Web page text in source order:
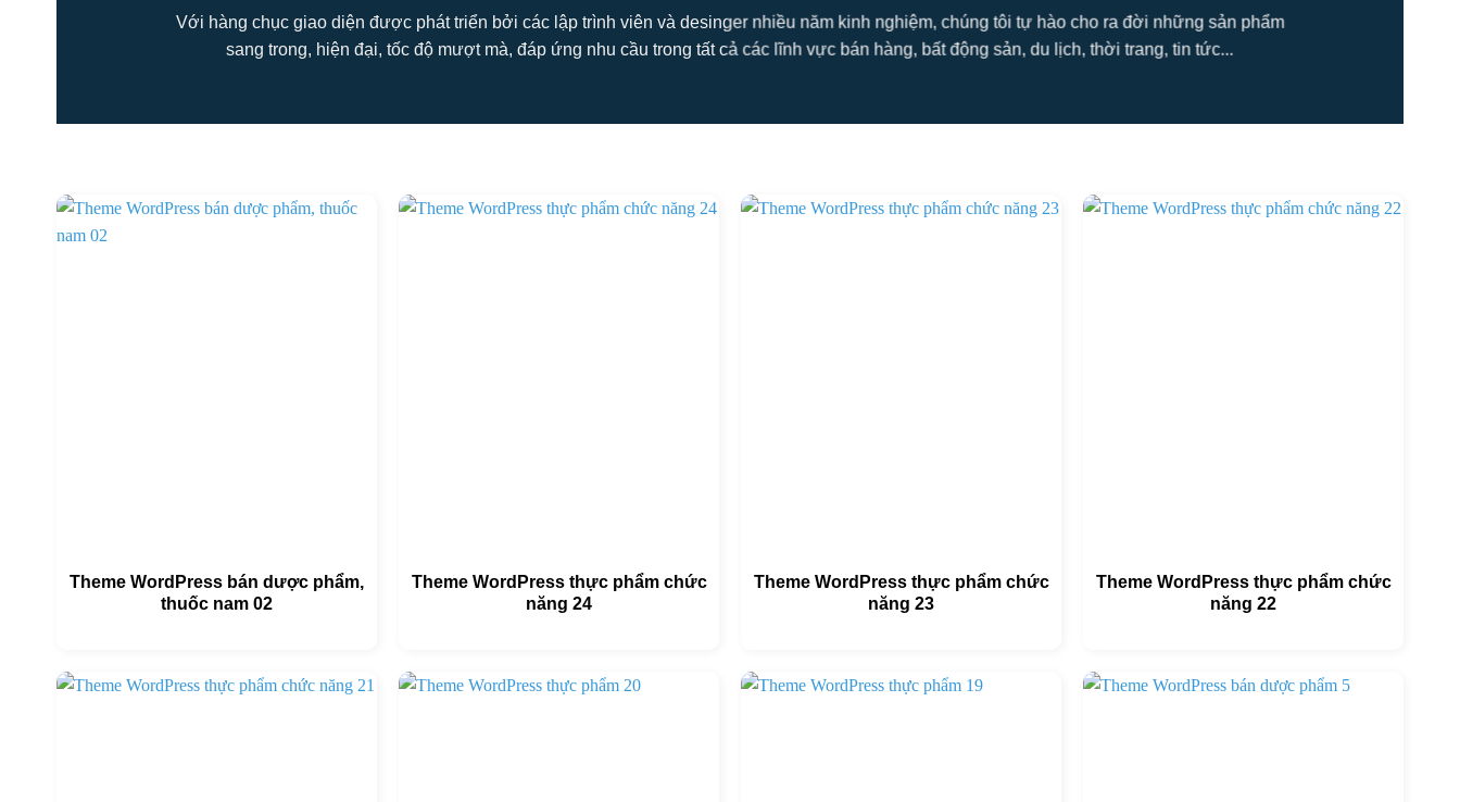
Với hàng chục giao diện được phát triển bởi các lập trình viên và desinger nhiều năm kinh nghiệm, chúng tôi tự hào cho ra đời những sản phẩm
sang trong, hiện đại, tốc độ mượt mà, đáp ứng nhu cầu trong tất cả các lĩnh vực bán hàng, bất động sản, du lịch, thời trang, tin tức...
Theme WordPress bán dược phẩm,
thuốc nam 02
Theme WordPress thực phẩm chức
năng 24
Theme WordPress thực phẩm chức
năng 23
Theme WordPress thực phẩm chức
năng 22